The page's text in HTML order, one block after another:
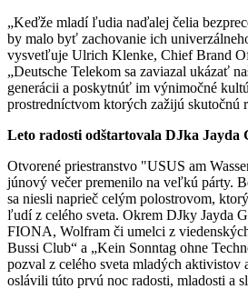
„Keďže mladí ľudia naďalej čelia
by malo byť zachovanie ich
vysvetľuje Ulrich Klenke, Chief Brand
„Deutsche Telekom sa zaviazal ukázať
generácii a poskytnúť im výnimočné
prostredníctvom ktorých zažijú skutočnú
Leto radosti odštartovala DJka Jayda
Otvorené priestranstvo "USUS am
júnový večer premenilo na veľkú párty.
sa niesli naprieč celým polostrovom,
ľudí z celého sveta. Okrem DJky Jayda
FIONA, Wolfram či umelci z
Bussi Club“ a „Kein Sonntag ohne
pozval z celého sveta mladých
oslávili túto prvú noc radosti, mladosti a